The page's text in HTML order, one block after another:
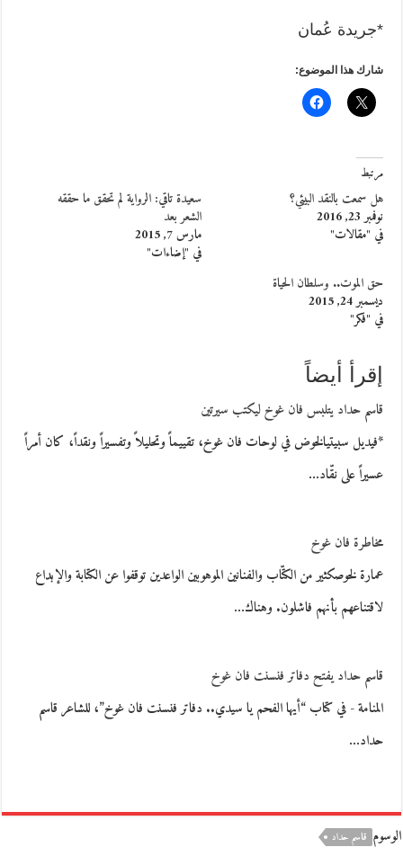
*جريدة عُمان
شارك هذا الموضوع:
مرتبط
هل سمعت بالنقد البيئي؟
نوفمبر 23, 2016
في "مقالات"
سعيدة تاقي: الرواية لم تحقق ما حققه
الشعر بعد
مارس 7, 2015
في "إضاءات"
حق الموت.. وسلطان الحياة
ديسمبر 24, 2015
في "فكر"
إقرأ أيضاً
قاسم حداد يتلبس فان غوخ ليكتب سيرتين
*فيديل سبيتيالخوض في لوحات فان غوخ، تقييماً وتحليلاً وتفسيراً ونقداً، كان أمراً
عسيراً على نقّاد…
مخاطرة فان غوخ
عمارة لخوصكثير من الكتّاب والفنانين الموهوبين الواعدين توقفوا عن الكتابة والإبداع
لاقتناعهم بأنهم فاشلون. وهناك…
قاسم حداد يفتح دفاتر فنسنت فان غوخ
المنامة - في كتاب “أيها الفحم يا سيدي.. دفاتر فنسنت فان غوخ”، للشاعر قاسم
حداد…
الوسوم قاسم حداد